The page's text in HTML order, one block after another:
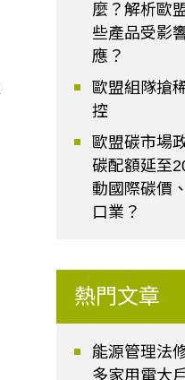
麼？解析歐
些產品受影
應？
歐盟組隊搶
控
歐盟碳市場
碳配額延至
動國際碳價
口業？
熱門文章
能源管理法
多家用電大